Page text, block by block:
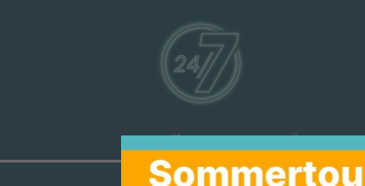
Aktuelles Über uns